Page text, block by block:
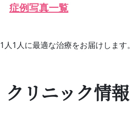
症例写真一覧
1人1人に最適な治療をお届けします。
クリニック情報